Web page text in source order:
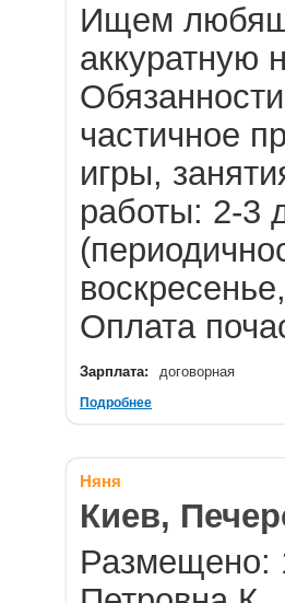
Ищем
аккуратную
частичное
игры,
работы: 2-3
Оплата
Зарплата: договорная
Подробнее
Няня
Киев,
Размещено: